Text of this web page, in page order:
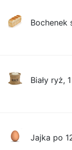
Bochenek
Biały ryż,
Jajka po